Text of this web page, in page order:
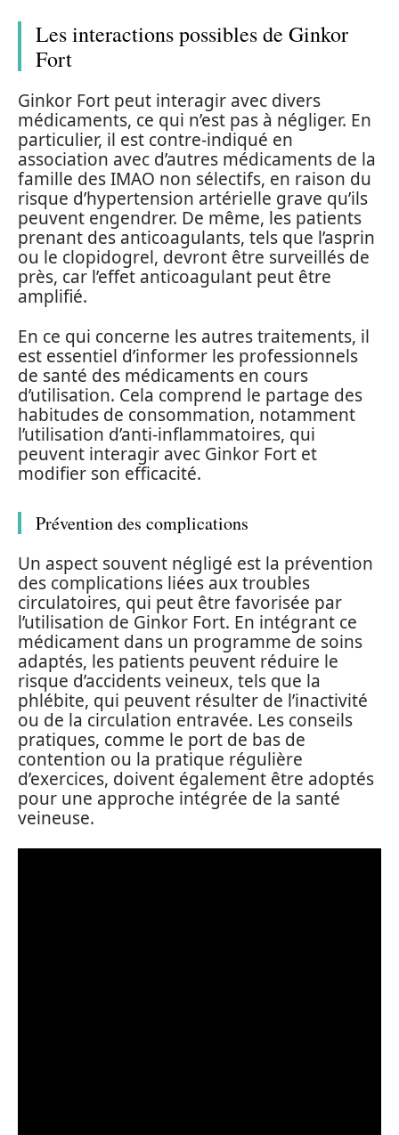
Les interactions possibles de Ginkor
Fort
Ginkor Fort peut interagir avec divers
médicaments, ce qui n’est pas à négliger. En
particulier, il est contre-indiqué en
association avec d’autres médicaments de la
famille des IMAO non sélectifs, en raison du
risque d’hypertension artérielle grave qu’ils
peuvent engendrer. De même, les patients
prenant des anticoagulants, tels que l’asprin
ou le clopidogrel, devront être surveillés de
près, car l’effet anticoagulant peut être
amplifié.
En ce qui concerne les autres traitements, il
est essentiel d’informer les professionnels
de santé des médicaments en cours
d’utilisation. Cela comprend le partage des
habitudes de consommation, notamment
l’utilisation d’anti-inflammatoires, qui
peuvent interagir avec Ginkor Fort et
modifier son efficacité.
Prévention des complications
Un aspect souvent négligé est la prévention
des complications liées aux troubles
circulatoires, qui peut être favorisée par
l’utilisation de Ginkor Fort. En intégrant ce
médicament dans un programme de soins
adaptés, les patients peuvent réduire le
risque d’accidents veineux, tels que la
phlébite, qui peuvent résulter de l’inactivité
ou de la circulation entravée. Les conseils
pratiques, comme le port de bas de
contention ou la pratique régulière
d’exercices, doivent également être adoptés
pour une approche intégrée de la santé
veineuse.